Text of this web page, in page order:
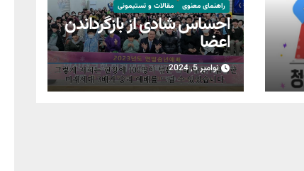
راهنمای معنوی مقالات و تستیمونی
احساس شادی از بازگرداندن
اعضا
نوامبر 5, 2024